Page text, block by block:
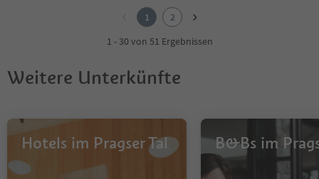
1
2
1 - 30 von 51 Ergebnissen
Weitere Unterkünfte
Hotels im Pragser Tal B&Bs im